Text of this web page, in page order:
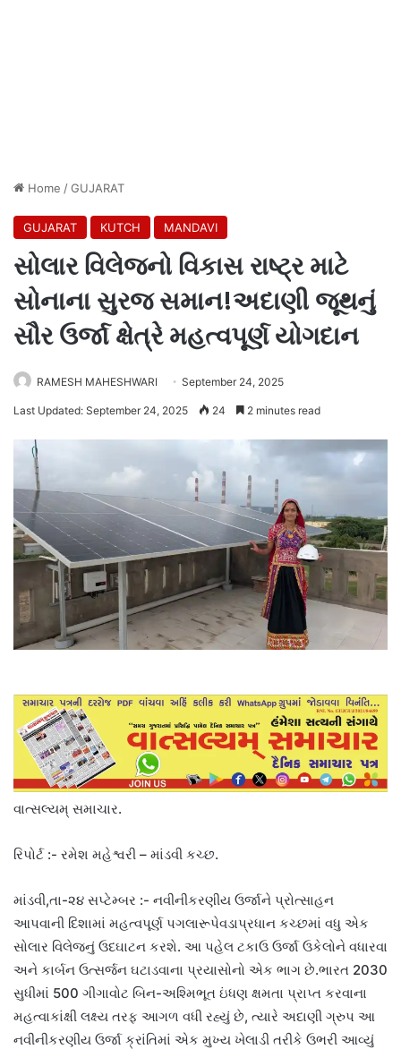
Home /GUJARAT
GUJARAT KUTCH MANDAVI
સોલાર વિલેજનો વિકાસ રાષ્ટ્ર માટે
સોનાના સુરજ સમાન!અદાણી જૂથનું
સૌર ઉર્જા ક્ષેત્રે મહત્વપૂર્ણ યોગદાન
RAMESH MAHESHWARI September 24, 2025
Last Updated: September 24, 2025 24 2 minutes read
વાત્સલ્યમ્ સમાચાર.
રિપોર્ટ :- રમેશ મહેશ્વરી – માંડવી કચ્છ.
માંડવી,તા-૨૪ સપ્ટેમ્બર :- નવીનીકરણીય ઉર્જાને પ્રોત્સાહન
આપવાની દિશામાં મહત્વપૂર્ણ પગલારૂપેવડાપ્રધાન કચ્છમાં વધુ એક
સોલાર વિલેજનું ઉદઘાટન કરશે. આ પહેલ ટકાઉ ઉર્જા ઉકેલોને વધારવા
અને કાર્બન ઉત્સર્જન ઘટાડવાના પ્રયાસોનો એક ભાગ છે.ભારત 2030
સુધીમાં 500 ગીગાવોટ બિન-અશ્મિભૂત ઇંધણ ક્ષમતા પ્રાપ્ત કરવાના
મહત્વાકાંક્ષી લક્ષ્ય તરફ આગળ વધી રહ્યું છે, ત્યારે અદાણી ગ્રુપ આ
નવીનીકરણીય ઉર્જા ક્રાંતિમાં એક મુખ્ય ખેલાડી તરીકે ઉભરી આવ્યું